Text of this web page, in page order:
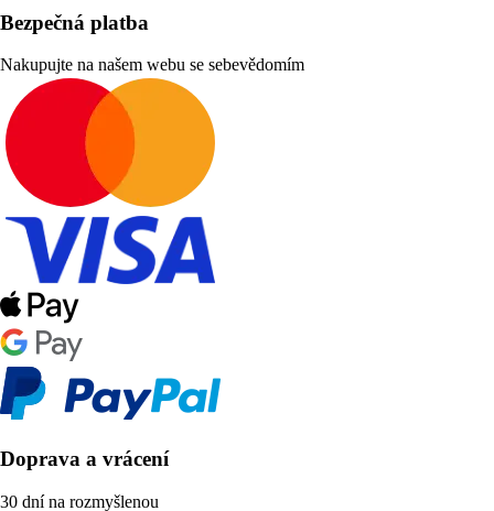
Bezpečná platba
Nakupujte na našem webu se sebevědomím
Doprava a vrácení
30 dní na rozmyšlenou